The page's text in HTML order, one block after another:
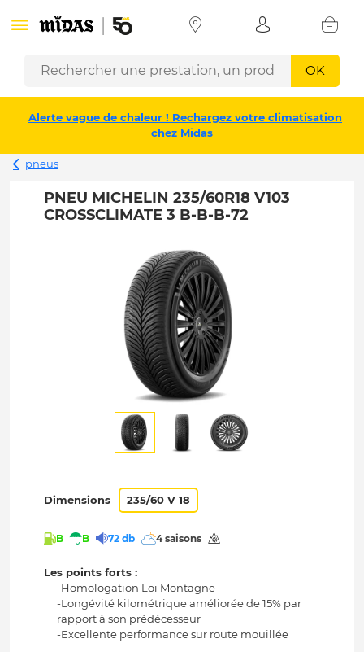
OK
Alerte vague de chaleur ! Rechargez votre climatisation
chez Midas
pneus
PNEU MICHELIN 235/60R18 V103
CROSSCLIMATE 3 B-B-B-72
Dimensions 235/60 V 18
B B 72 db 4 saisons
Les points forts :
-Homologation Loi Montagne
-Longévité kilométrique améliorée de 15% par
rapport à son prédécesseur
-Excellente performance sur route mouillée